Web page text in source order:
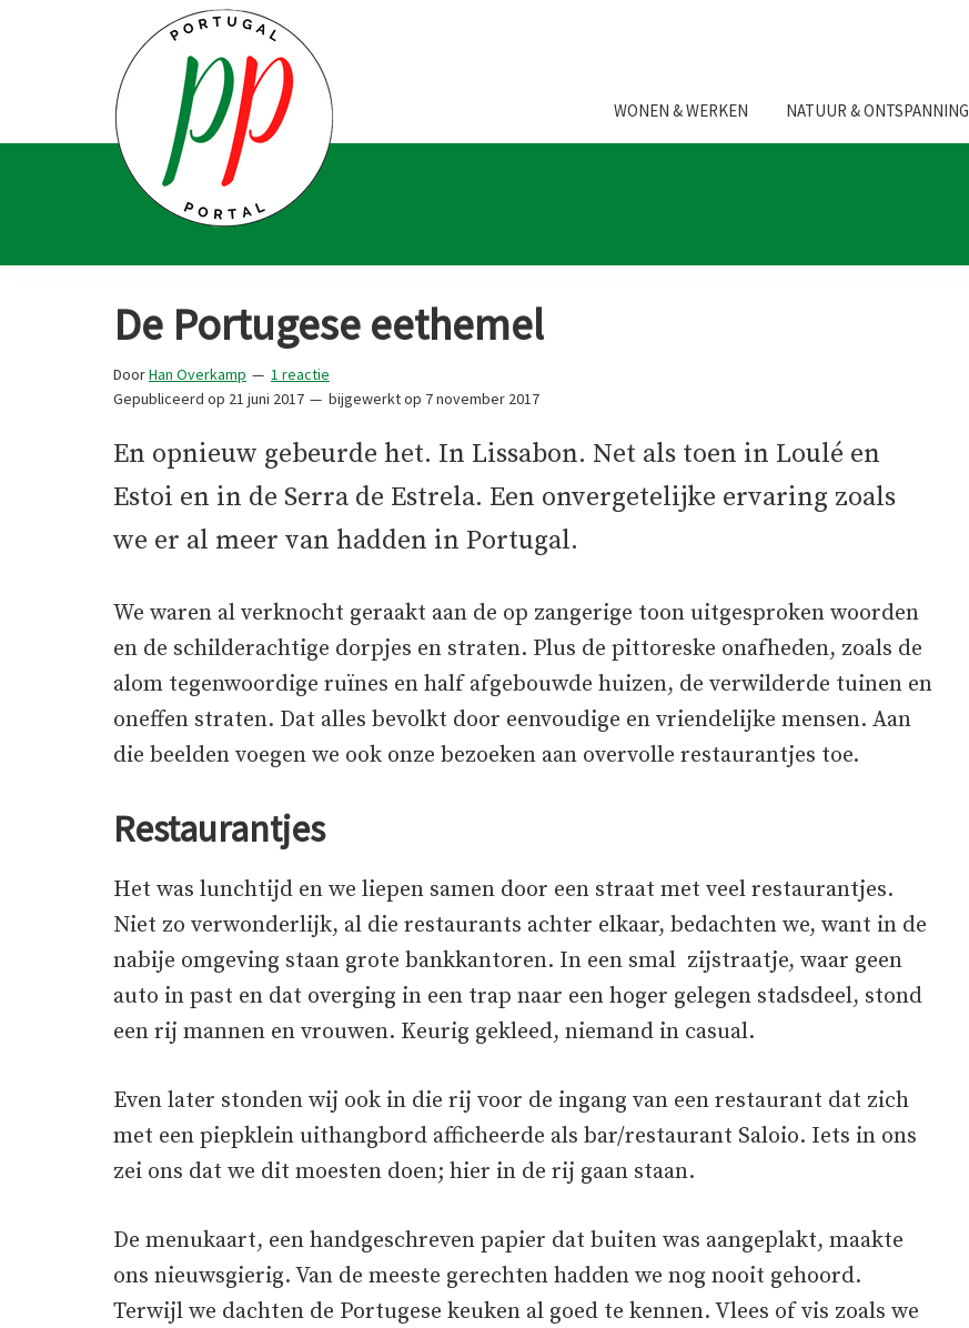
hoofdnavigatie
Portal
en
fanaten
WONEN & WERKEN NATUUR & ONTSPANNING
De Portugese eethemel
DoorHan Overkamp
1 reactie
Gepubliceerd op 21 juni 2017 bijgewerkt op 7 november 2017
En opnieuw gebeurde het. In Lissabon. Net als toen in Loulé en
Estoi en in de Serra de Estrela. Een onvergetelijke ervaring zoals
we er al meer van hadden in Portugal.
We waren al verknocht geraakt aan de op zangerige toon uitgesproken woorden
en de schilderachtige dorpjes en straten. Plus de pittoreske onafheden, zoals de
alom tegenwoordige ruïnes en half afgebouwde huizen, de verwilderde tuinen en
oneffen straten. Dat alles bevolkt door eenvoudige en vriendelijke mensen. Aan
die beelden voegen we ook onze bezoeken aan overvolle restaurantjes toe.
Restaurantjes
Het was lunchtijd en we liepen samen door een straat met veel restaurantjes.
Niet zo verwonderlijk, al die restaurants achter elkaar, bedachten we, want in de
nabije omgeving staan grote bankkantoren. In een smal zijstraatje, waar geen
auto in past en dat overging in een trap naar een hoger gelegen stadsdeel, stond
een rij mannen en vrouwen. Keurig gekleed, niemand in casual.
Even later stonden wij ook in die rij voor de ingang van een restaurant dat zich
met een piepklein uithangbord afficheerde als bar/restaurant Saloio. Iets in ons
zei ons dat we dit moesten doen; hier in de rij gaan staan.
De menukaart, een handgeschreven papier dat buiten was aangeplakt, maakte
ons nieuwsgierig. Van de meeste gerechten hadden we nog nooit gehoord.
Terwijl we dachten de Portugese keuken al goed te kennen. Vlees of vis zoals we